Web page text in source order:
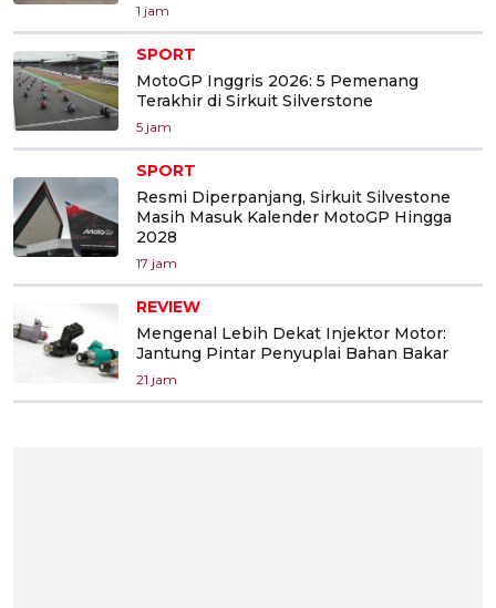
1 jam
SPORT
MotoGP Inggris 2026: 5 Pemenang
Terakhir di Sirkuit Silverstone
5 jam
SPORT
Resmi Diperpanjang, Sirkuit Silvestone
Masih Masuk Kalender MotoGP Hingga
2028
17 jam
REVIEW
Mengenal Lebih Dekat Injektor Motor:
Jantung Pintar Penyuplai Bahan Bakar
21 jam